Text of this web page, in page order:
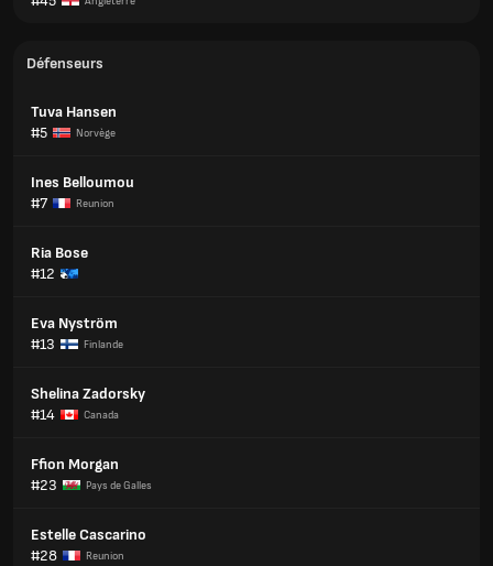
Défenseurs
Tuva Hansen
#5
Norvège
Ines Belloumou
#7
Reunion
Ria Bose
#12
Eva Nyström
#13
Finlande
Shelina Zadorsky
#14
Canada
Ffion Morgan
#23
Pays de Galles
Estelle Cascarino
#28
Reunion